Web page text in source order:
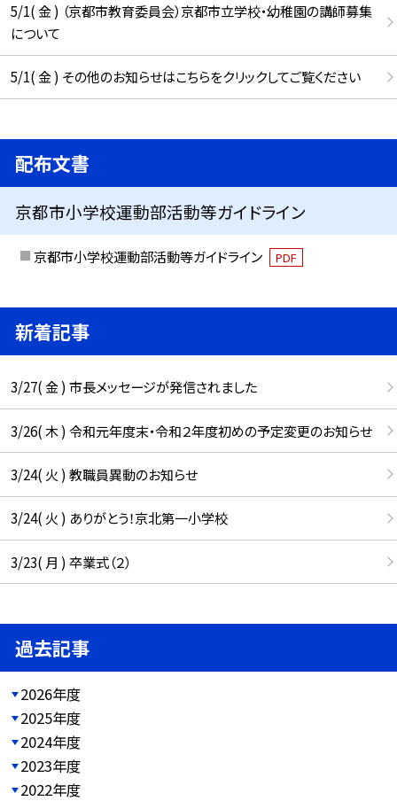
5/1( 金 ) （京都市教育委員会）京都市立学校・幼稚園の講師募集
について
5/1( 金 ) その他のお知らせはこちらをクリックしてご覧ください
配布文書
京都市小学校運動部活動等ガイドライン
京都市小学校運動部活動等ガイドライン PDF
新着記事
3/27( 金 ) 市長メッセージが発信されました
3/26( 木 ) 令和元年度末・令和２年度初めの予定変更のお知らせ
3/24( 火 ) 教職員異動のお知らせ
3/24( 火 ) ありがとう！京北第一小学校
3/23( 月 ) 卒業式（２）
過去記事
2026年度
2025年度
2024年度
2023年度
2022年度